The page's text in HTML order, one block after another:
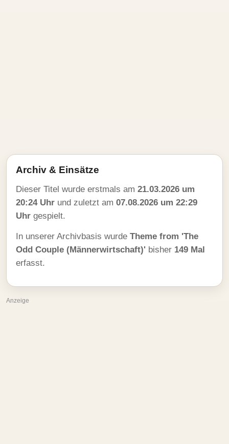
Archiv & Einsätze
Dieser Titel wurde erstmals am 21.03.2026 um
20:24 Uhr und zuletzt am 07.08.2026 um 22:29
Uhr gespielt.
In unserer Archivbasis wurde Theme from 'The
Odd Couple (Männerwirtschaft)' bisher 149 Mal
erfasst.
Anzeige